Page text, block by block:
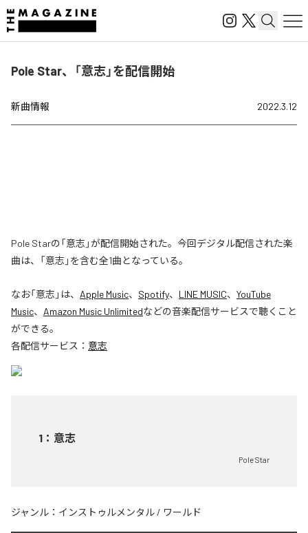
Pole Star、「意志」を配信開始
新曲情報 2022.3.12
Pole Starの「意志」が配信開始された。今回デジタル配信された楽
曲は、「意志」を含む全1曲となっている。
なお「意志 」は、 Apple Music、 Spotify、 LINE MUSIC、 YouTube
Music、 Amazon Music Unlimitedなどの音楽配信サービスで聴くこと
ができる。
各配信サービス： 意志
1 ： 意志
Pole Star
ジャンル： インストゥルメンタル / ワールド